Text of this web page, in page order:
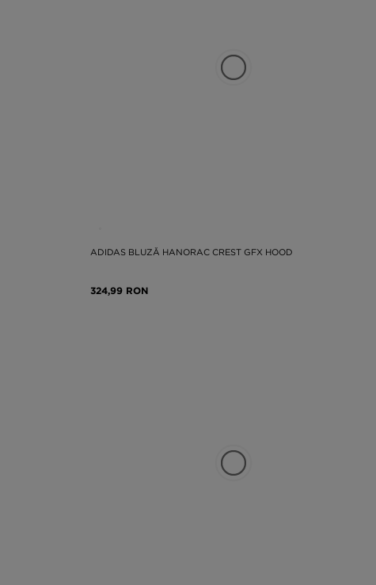
ADIDAS BLUZĂ HANORAC CREST GFX HOOD
324,99 RON